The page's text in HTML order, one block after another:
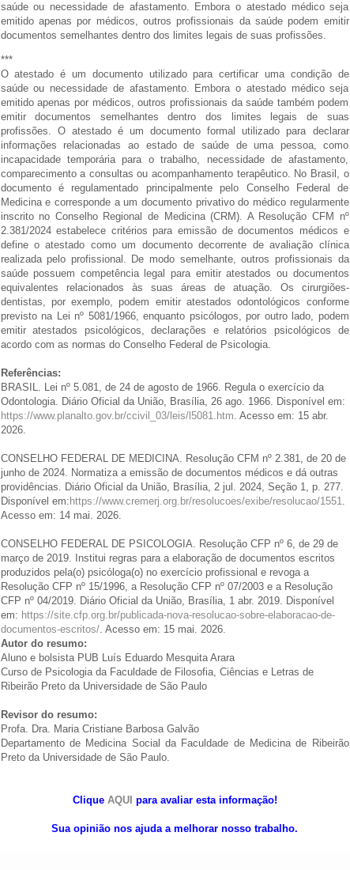
saúde ou necessidade de afastamento. Embora o atestado médico seja
emitido apenas por médicos, outros profissionais da saúde podem emitir
documentos semelhantes dentro dos limites legais de suas profissões.
***
O atestado é um documento utilizado para certificar uma condição de
saúde ou necessidade de afastamento. Embora o atestado médico seja
emitido apenas por médicos, outros profissionais da saúde também podem
emitir documentos semelhantes dentro dos limites legais de suas
profissões. O atestado é um documento formal utilizado para declarar
informações relacionadas ao estado de saúde de uma pessoa, como
incapacidade temporária para o trabalho, necessidade de afastamento,
comparecimento a consultas ou acompanhamento terapêutico. No Brasil, o
documento é regulamentado principalmente pelo Conselho Federal de
Medicina e corresponde a um documento privativo do médico regularmente
inscrito no Conselho Regional de Medicina (CRM). A Resolução CFM nº
2.381/2024 estabelece critérios para emissão de documentos médicos e
define o atestado como um documento decorrente de avaliação clínica
realizada pelo profissional. De modo semelhante, outros profissionais da
saúde possuem competência legal para emitir atestados ou documentos
equivalentes relacionados às suas áreas de atuação. Os cirurgiões-
dentistas, por exemplo, podem emitir atestados odontológicos conforme
previsto na Lei nº 5081/1966, enquanto psicólogos, por outro lado, podem
emitir atestados psicológicos, declarações e relatórios psicológicos de
acordo com as normas do Conselho Federal de Psicologia.
Referências:
BRASIL. Lei nº 5.081, de 24 de agosto de 1966. Regula o exercício da
Odontologia. Diário Oficial da União, Brasília, 26 ago. 1966. Disponível em:
https://www.planalto.gov.br/ccivil_03/leis/l5081.htm. Acesso em: 15 abr.
2026.
CONSELHO FEDERAL DE MEDICINA. Resolução CFM nº 2.381, de 20 de
junho de 2024. Normatiza a emissão de documentos médicos e dá outras
providências. Diário Oficial da União, Brasília, 2 jul. 2024, Seção 1, p. 277.
Disponível em: https://www.cremerj.org.br/resolucoes/exibe/resolucao/1551.
Acesso em: 14 mai. 2026.
CONSELHO FEDERAL DE PSICOLOGIA. Resolução CFP nº 6, de 29 de
março de 2019. Institui regras para a elaboração de documentos escritos
produzidos pela(o) psicóloga(o) no exercício profissional e revoga a
Resolução CFP nº 15/1996, a Resolução CFP nº 07/2003 e a Resolução
CFP nº 04/2019. Diário Oficial da União, Brasília, 1 abr. 2019. Disponível
em: https://site.cfp.org.br/publicada-nova-resolucao-sobre-elaboracao-de-
documentos-escritos/. Acesso em: 15 mai. 2026.
Autor do resumo:
Aluno e bolsista PUB Luís Eduardo Mesquita Arara
Curso de Psicologia da Faculdade de Filosofia, Ciências e Letras de
Ribeirão Preto da Universidade de São Paulo
Revisor do resumo:
Profa. Dra. Maria Cristiane Barbosa Galvão
Departamento de Medicina Social da Faculdade de Medicina de Ribeirão
Preto da Universidade de São Paulo.
Clique AQUI para avaliar esta informação!
Sua opinião nos ajuda a melhorar nosso trabalho.